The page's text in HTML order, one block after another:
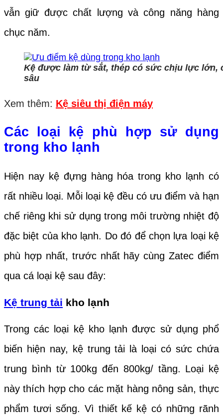
vẫn giữ được chất lượng và công năng hàng
chục năm.
Kệ được làm từ sắt, thép có sức chịu lực lớn,
sâu
Xem thêm: Kệ siêu thị điện máy
Các loại kệ phù hợp sử dụng
trong kho lạnh
Hiện nay kệ đựng hàng hóa trong kho lạnh có
rất nhiều loại. Mỗi loại kệ đều có ưu điểm và hạn
chế riêng khi sử dụng trong môi trường nhiệt độ
đặc biệt của kho lạnh. Do đó để chọn lựa loại kệ
phù hợp nhất, trước nhất hãy cùng Zatec điểm
qua cá loại kệ sau đây:
Kệ trung tải kho lạnh
Trong các loại kệ kho lạnh được sử dụng phổ
biến hiện nay, kệ trung tải là loại có sức chứa
trung bình từ 100kg đến 800kg/ tầng. Loại kệ
này thích hợp cho các mặt hàng nông sản, thực
phẩm tươi sống. Vì thiết kế kệ có những rãnh